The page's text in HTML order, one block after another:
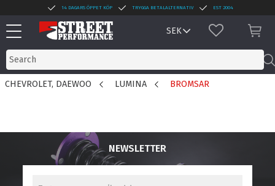
Menu
14 DAGARS ÖPPET KÖP TRYGGA BETALALTERNATIV EST 2004
FAVORITES
CHEVROLET, DAEWOO LUMINA BROMSAR
NEWSLETTER